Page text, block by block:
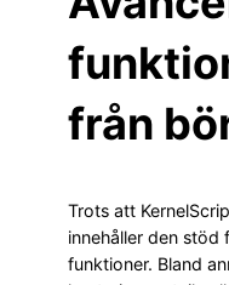
från
Trots att
innehåller den stöd
funktioner. Bland